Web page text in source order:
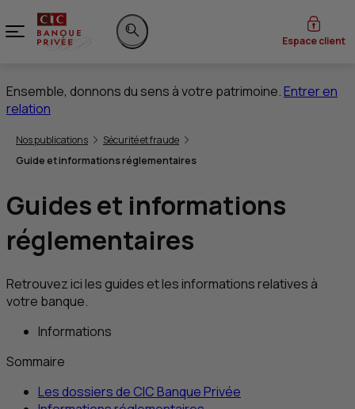
Menu
Rechercher sur le site
Espace client
Ensemble, donnons du sens à votre patrimoine.Entrer en
relation
Vous êtes ici:
Nos publications
Sécurité et fraude
Guide et informations réglementaires
Guides et informations
réglementaires
Retrouvez ici les guides et les informations relatives à
votre banque.
Informations
Sommaire
Les dossiers de CICBanque Privée